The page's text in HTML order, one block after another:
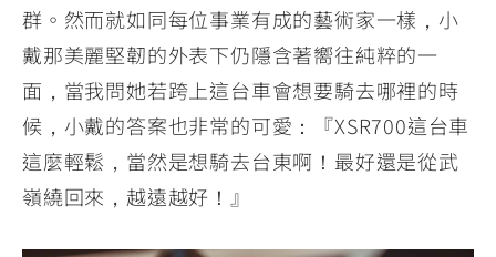
群。然而就如同每位事業有成的藝術家一樣，小
戴那美麗堅韌的外表下仍隱含著嚮往純粹的一
面，當我問她若跨上這台車會想要騎去哪裡的時
候，小戴的答案也非常的可愛：『XSR700這台車
這麼輕鬆，當然是想騎去台東啊！最好還是從武
嶺繞回來，越遠越好！』